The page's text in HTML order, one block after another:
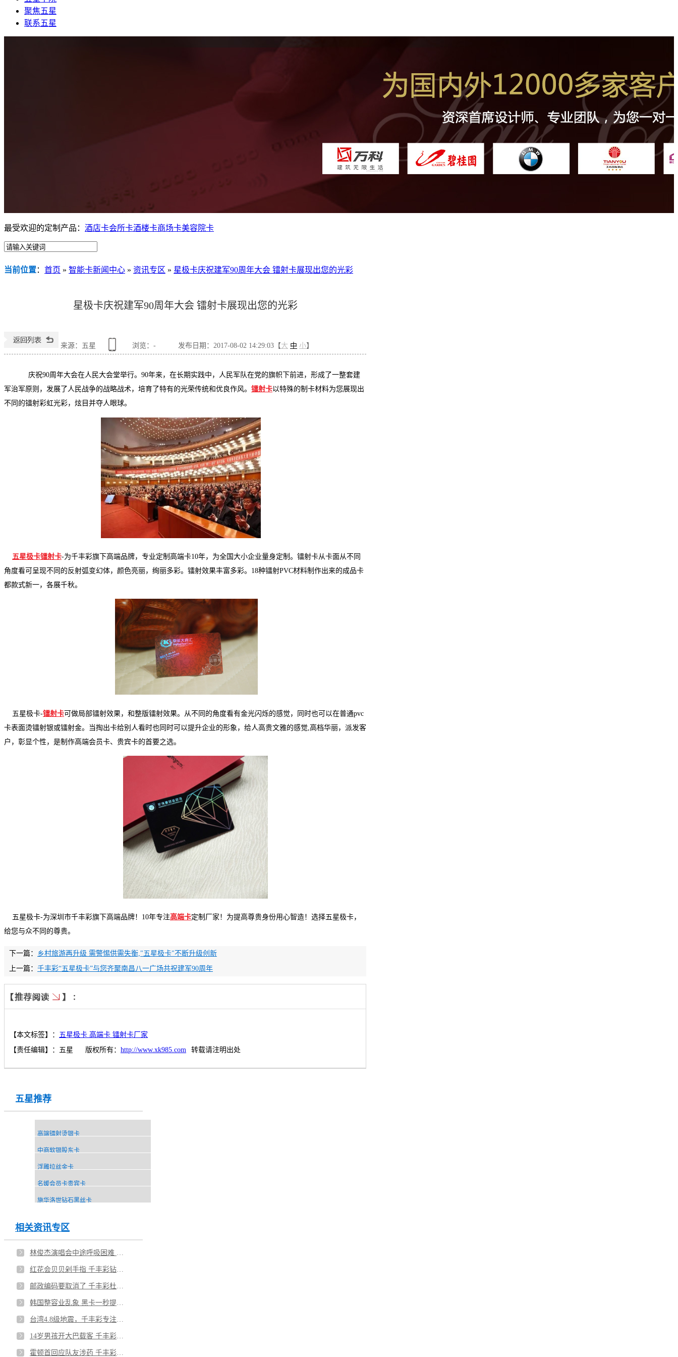
聚焦五星
联系五星
最受欢迎的定制产品： 酒店卡会所卡酒楼卡商场卡美容院卡
当前位置： 首页 » 智能卡新闻中心 » 资讯专区 » 星极卡庆祝建军90周年大会 镭射卡展现出您的光彩
星极卡庆祝建军90周年大会 镭射卡展现出您的光彩
来源：五星 浏览： - 发布日期：2017-08-02 14:29:03【大 中 小】
庆祝90周年大会在人民大会堂举行。 90年来，在长期实践中，人民军队在党的旗帜下前进，形成了一整套建
军治军原则，发展了人民战争的战略战术，培育了特有的光荣传统和优良作风。 镭射卡以特殊的制卡材料为您展现出
不同的镭射彩虹光彩，炫目并夺人眼球。
五星极卡镭射卡-为千丰彩旗下高端品牌，专业定制高端卡10年，为全国大小企业量身定制。镭射卡从卡面从不同
角度看可呈现不同的反射弧变幻体，颜色亮丽，绚丽多彩。镭射效果丰富多彩。 18种镭射PVC材料制作出来的成品卡
都款式新一，各展千秋。
五星极卡-镭射卡可做局部镭射效果，和整版镭射效果。从不同的角度看有金光闪烁的感觉，同时也可以在普通pvc
卡表面烫镭射银或镭射金。当掏出卡给别人看时也同时可以提升企业的形象，给人高贵文雅的感觉 高档华丽，派发客
户，彰显个性，是制作高端会员卡、贵宾卡的首要之选。
五星极卡-为深圳市千丰彩旗下高端品牌！ 10年专注高端卡定制厂家！为提高尊贵身份用心智造！选择五星极卡，
给您与众不同的尊贵。
下一篇： 乡村旅游再升级 需警惕供需失衡,"五星极卡"不断升级创新
上一篇： 千丰彩“五星极卡”与您齐聚南昌八一广场共祝建军90周年
【本文标签】： 五星极卡 高端卡 镭射卡厂家
【责任编辑】： 五星 版权所有： http://www.xk985.com 转载请注明出处
五星推荐
高端镭射烫银卡
中商软银股东卡
浮雕拉丝金卡
名媛会员卡贵宾卡
施华洛世钻石黑丝卡
相关资讯专区